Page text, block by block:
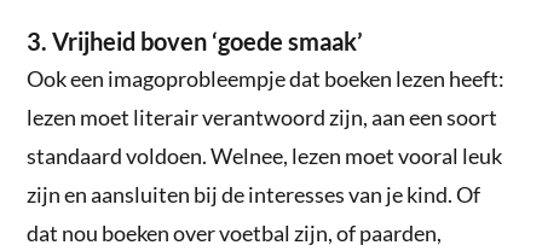
3. Vrijheid boven ‘goede smaak’
Ook een imagoprobleempje dat boeken lezen heeft:
lezen moet literair verantwoord zijn, aan een soort
standaard voldoen. Welnee, lezen moet vooral leuk
zijn en aansluiten bij de interesses van je kind. Of
dat nou boeken over voetbal zijn, of paarden,